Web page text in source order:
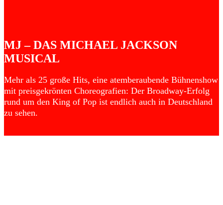
MJ – DAS MICHAEL JACKSON
MUSICAL
Mehr als 25 große Hits, eine atemberaubende Bühnenshow
mit preisgekrönten Choreografien: Der Broadway-Erfolg
rund um den King of Pop ist endlich auch in Deutschland
zu sehen.